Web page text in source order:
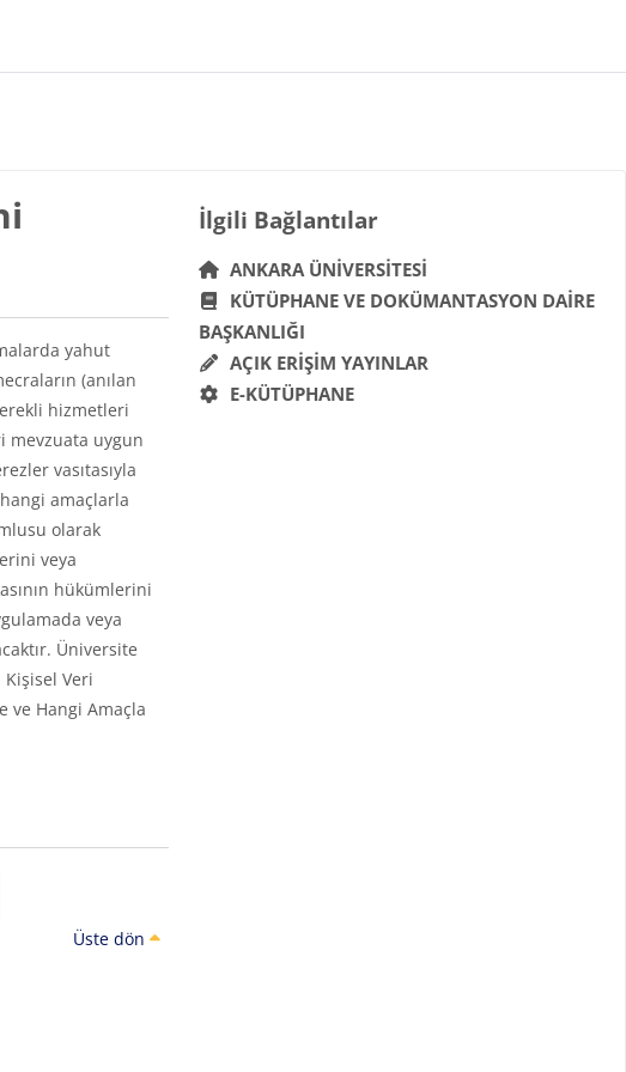
yahut
(anılan
hizmetleri
mevzuata uygun
vasıtasıyla
amaçlarla
olarak
veya
hükümlerini
veya
Üniversite
Veri
ve Hangi Amaçla
Üste dön
Bloklar
İlgili Bağlantılar 'yı atla
İlgili Bağlantılar
ANKARA ÜNIVERSITESI
KÜTÜPHANE VE DOKÜMANTASYON DAIRE
BAŞKANLIĞI
AÇIK ERIŞIM YAYINLAR
E-KÜTÜPHANE